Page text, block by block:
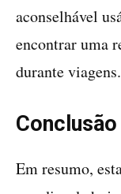
aconselhável
encontrar uma
durante viagens.
Conclusão
Em resumo,